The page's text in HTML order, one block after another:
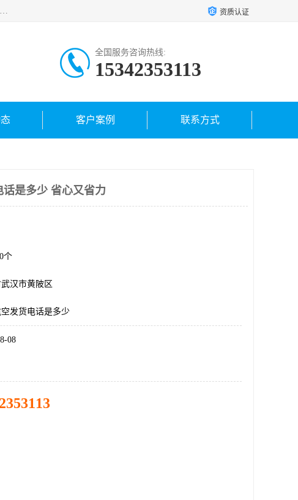
武汉本泰航空服务有限公司，专业服务航空托运普通包裹，信件资料，食品，服装，快消品等运输的专线空运，完善的网络服务确保为客户提供准确、*、安全的“门对门”服务，本着“诚信为本、精诚合作”的服务宗旨.“以安全运输为保障，以运价合理要求市场”的经营理念。武汉机场货运、武汉航空物流、武汉空运、武汉天河国际机场东方、南方、国际航空、机场空运业务覆盖国内二三线机场城市，如：武汉-敦煌、武汉-柳州等 资质认证
全国服务咨询热线:
15342353113
客户案例 联系方式
是多少 省心又省力
个
汉市黄陂区
发货电话是多少
08